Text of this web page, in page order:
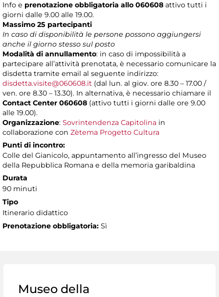
Info e prenotazione obbligatoria allo 060608 attivo tutti i
giorni dalle 9.00 alle 19.00.
Massimo 25 partecipanti
In caso di disponibilità le persone possono aggiungersi
anche il giorno stesso sul posto
Modalità di annullamento: in caso di impossibilità a
partecipare all’attività prenotata, è necessario comunicare la
disdetta tramite email al seguente indirizzo:
disdetta.visite@060608.it (dal lun. al giov. ore 8.30 – 17.00 /
ven. ore 8.30 – 13.30). In alternativa, è necessario chiamare il
Contact Center 060608 (attivo tutti i giorni dalle ore 9.00
alle 19.00).
Organizzazione: Sovrintendenza Capitolina in
collaborazione con Zètema Progetto Cultura
Punti di incontro:
Colle del Gianicolo, appuntamento all’ingresso del Museo
della Repubblica Romana e della memoria garibaldina
Durata
90 minuti
Tipo
Itinerario didattico
Prenotazione obbligatoria: Sì
Museo della